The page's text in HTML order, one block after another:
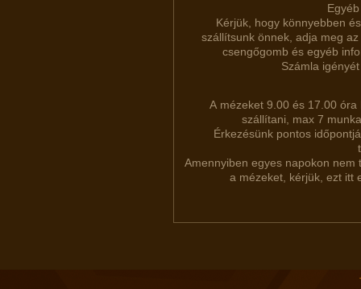
Kérjük, hogy könnyebben
szállítsunk önnek, adja meg
csengőgomb és egyéb
Számla
A mézeket 9.00 és 17.00 óra
szállítani, max 7
Érkezésünk pontos
Amennyiben egyes napokon nem
a mézeket, kérjük, ezt itt